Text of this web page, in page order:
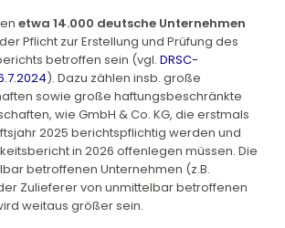
etwa 14.000 deutsche Unternehmen
Pflicht zur Erstellung und Prüfung des
betroffen sein (vgl. DRSC-
). Dazu zählen insb. große
sowie große haftungsbeschränkte
wie GmbH & Co. KG, die erstmals
2025 berichtspflichtig werden und
in 2026 offenlegen müssen. Die
betroffenen Unternehmen (z.B.
Zulieferer von unmittelbar betroffenen
weitaus größer sein.